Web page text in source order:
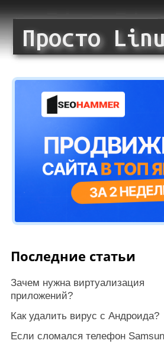
Последние статьи
Зачем нужна виртуализация
приложений?
Как удалить вирус с Андроида?
Если сломался телефон